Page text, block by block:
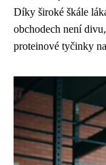
Díky široké škále
obchodech není
proteinové tyčinky